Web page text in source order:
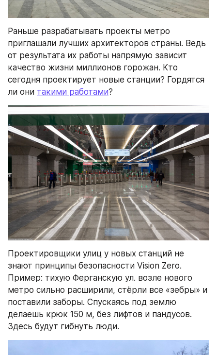
Раньше разрабатывать проекты метро
приглашали лучших архитекторов страны. Ведь
от результата их работы напрямую зависит
качество жизни миллионов горожан. Кто
сегодня проектирует новые станции? Гордятся
ли они такими работами?
Проектировщики улиц у новых станций не
знают принципы безопасности Vision Zero.
Пример: тихую Ферганскую ул. возле нового
метро сильно расширили, стёрли все «зебры» и
поставили заборы. Спускаясь под землю
делаешь крюк 150 м, без лифтов и пандусов.
Здесь будут гибнуть люди.